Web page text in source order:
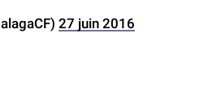
27 juin 2016